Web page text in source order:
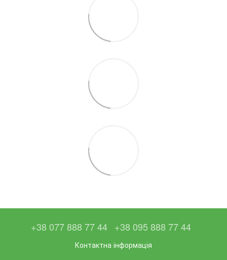
+38 077 888 77 44 +38 095 888 77 44
Контактна інформація